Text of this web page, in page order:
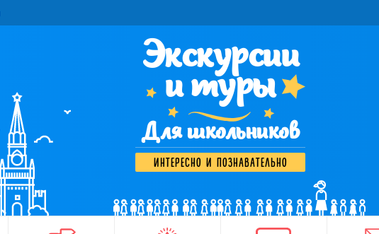
Экскурсии
и туры
Для школьников
интересно и познавательно